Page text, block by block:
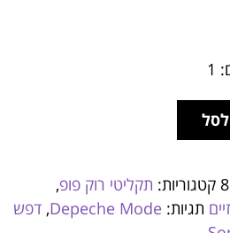
קטגוריות: תקליטי רוק פופ,
תגיות: Depeche Mode
, דפש